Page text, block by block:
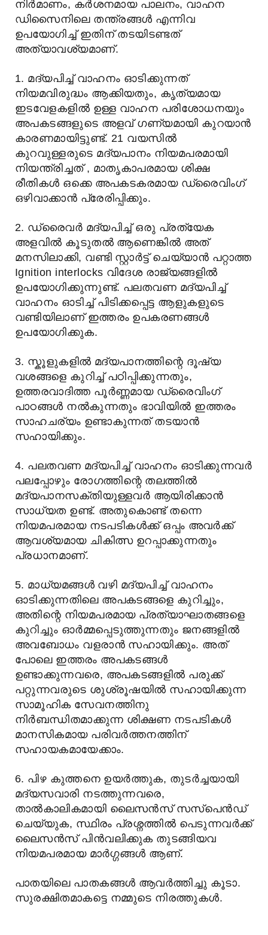
നിർമാണം, കർശനമായ പാലനം, വാഹന
ഡിസൈനിലെ തന്ത്രങ്ങൾ എന്നിവ
ഉപയോഗിച്ച് ഇതിന് തടയിടണ്ടത്
അത്യാവശ്യമാണ്.
1. മദ്യപിച്ച് വാഹനം ഓടിക്കുന്നത്
നിയമവിരുദ്ധം ആക്കിയതും, കൃത്യമായ
ഇടവേളകളിൽ ഉള്ള വാഹന പരിശോധനയും
അപകടങ്ങളുടെ അളവ് ഗണ്യമായി കുറയാൻ
കാരണമായിട്ടുണ്ട്. 21 വയസിൽ
കുറവുള്ളരുടെ മദ്യപാനം നിയമപരമായി
നിയന്ത്രിച്ചത് , മാതൃകാപരമായ ശിക്ഷ
രീതികൾ ഒക്കെ അപകടകരമായ ഡ്രൈവിംഗ്
ഒഴിവാക്കാൻ പ്രേരിപ്പിക്കും.
2. ഡ്രൈവർ മദ്യപിച്ച് ഒരു പ്രത്യേക
അളവിൽ കൂടുതൽ ആണെങ്കിൽ അത്
മനസിലാക്കി, വണ്ടി സ്റ്റാർട്ട് ചെയ്യാൻ പറ്റാത്ത
Ignition interlocks വിദേശ രാജ്യങ്ങളിൽ
ഉപയോഗിക്കുന്നുണ്ട്. പലതവണ മദ്യപിച്ച്
വാഹനം ഓടിച്ച് പിടിക്കപ്പെട്ട ആളുകളുടെ
വണ്ടിയിലാണ് ഇത്തരം ഉപകരണങ്ങൾ
ഉപയോഗിക്കുക.
3. സ്കൂളുകളിൽ മദ്യപാനത്തിന്റെ ദൂഷ്യ
വശങ്ങളെ കുറിച്ച് പഠിപ്പിക്കുന്നതും,
ഉത്തരവാദിത്ത പൂർണ്ണമായ ഡ്രൈവിംഗ്
പാഠങ്ങൾ നൽകുന്നതും ഭാവിയിൽ ഇത്തരം
സാഹചര്യം ഉണ്ടാകുന്നത് തടയാൻ
സഹായിക്കും.
4. പലതവണ മദ്യപിച്ച് വാഹനം ഓടിക്കുന്നവർ
പലപ്പോഴും രോഗത്തിന്റെ തലത്തില്‍
മദ്യപാനസക്തിയുള്ളവര്‍ ആയിരിക്കാൻ
സാധ്യത ഉണ്ട്. അതുകൊണ്ട് തന്നെ
നിയമപരമായ നടപടികൾക്ക് ഒപ്പം അവര്‍ക്ക്
ആവശ്യമായ ചികിത്സ ഉറപ്പാക്കുന്നതും
പ്രധാനമാണ്.
5. മാധ്യമങ്ങൾ വഴി മദ്യപിച്ച് വാഹനം
ഓടിക്കുന്നതിലെ അപകടങ്ങളെ കുറിച്ചും,
അതിന്റെ നിയമപരമായ പ്രത്യാഘാതങ്ങളെ
കുറിച്ചും ഓർമ്മപ്പെടുത്തുന്നതും ജനങ്ങളിൽ
അവബോധം വളരാൻ സഹായിക്കും. അത്
പോലെ ഇത്തരം അപകടങ്ങൾ
ഉണ്ടാക്കുന്നവരെ, അപകടങ്ങളിൽ പരുക്ക്
പറ്റുന്നവരുടെ ശുശ്രൂഷയിൽ സഹായിക്കുന്ന
സാമൂഹിക സേവനത്തിനു
നിര്‍ബന്ധിതമാക്കുന്ന ശിക്ഷണ നടപടികൾ
മാനസികമായ പരിവർത്തനത്തിന്
സഹായകമായേക്കാം.
6. പിഴ കുത്തനെ ഉയർത്തുക, തുടർച്ചയായി
മദ്യസവാരി നടത്തുന്നവരെ,
താൽകാലികമായി ലൈസൻസ് സസ്പെൻഡ്
ചെയ്യുക, സ്ഥിരം പ്രശ്നത്തിൽ പെടുന്നവർക്ക്
ലൈസൻസ് പിൻവലിക്കുക തുടങ്ങിയവ
നിയമപരമായ മാർഗ്ഗങ്ങൾ ആണ്.
പാതയിലെ പാതകങ്ങൾ ആവർത്തിച്ചു കൂടാ.
സുരക്ഷിതമാകട്ടെ നമ്മുടെ നിരത്തുകൾ.